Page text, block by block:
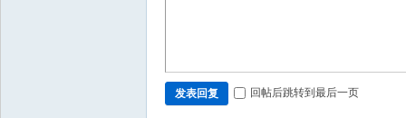
发表回复 回帖后跳转到最后一页